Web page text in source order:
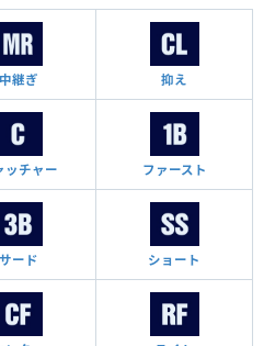
中継ぎ 抑え
ッチャー ファースト
サード ショート